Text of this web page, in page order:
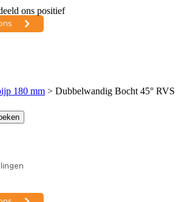
ons positief
180 mm > Dubbelwandig Bocht 45°